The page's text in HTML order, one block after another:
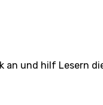
an und hilf Lesern